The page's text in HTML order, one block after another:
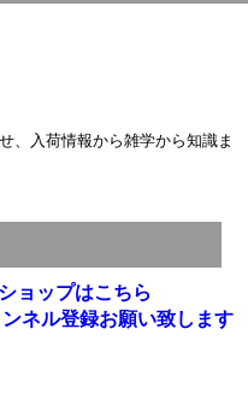
、入荷情報から雑学から知識ま
ョップはこちら
ネル登録お願い致します